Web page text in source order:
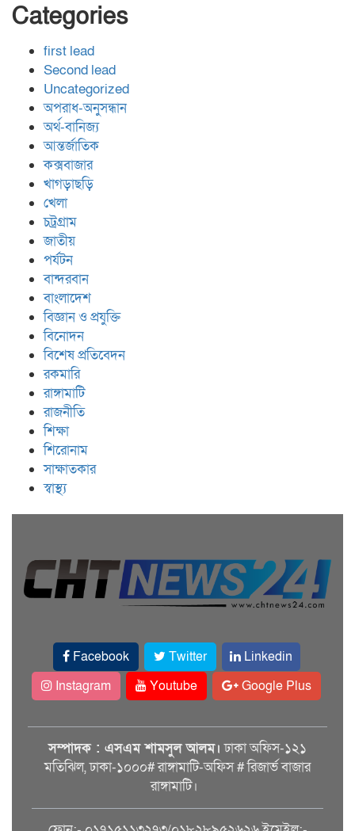
Categories
first lead
Second lead
Uncategorized
অপরাধ-অনুসন্ধান
অর্থ-বানিজ্য
আন্তর্জাতিক
কক্সবাজার
খাগড়াছড়ি
খেলা
চট্রগ্রাম
জাতীয়
পর্যটন
বান্দরবান
বাংলাদেশ
বিজ্ঞান ও প্রযুক্তি
বিনোদন
বিশেষ প্রতিবেদন
রকমারি
রাঙ্গামাটি
রাজনীতি
শিক্ষা
শিরোনাম
সাক্ষাতকার
স্বাস্থ্য
Facebook Twitter
Linkedin
Instagram
Youtube Google Plus
সম্পাদক : এসএম শামসুল আলম। ঢাকা অফিস-১২১
মতিঝিল, ঢাকা-১০০০# রাঙ্গামাটি-অফিস # রিজার্ভ বাজার
রাঙ্গামাটি।